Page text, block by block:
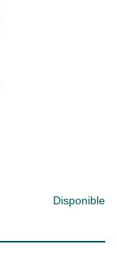
Disponible